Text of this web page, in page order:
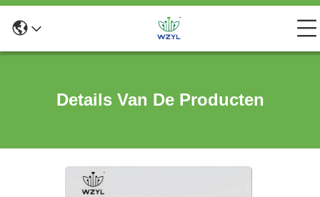
Details Van De Producten